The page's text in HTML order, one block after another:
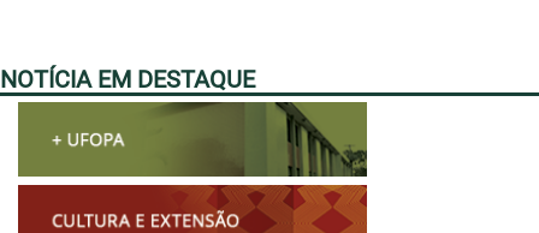
NOTÍCIA EM DESTAQUE